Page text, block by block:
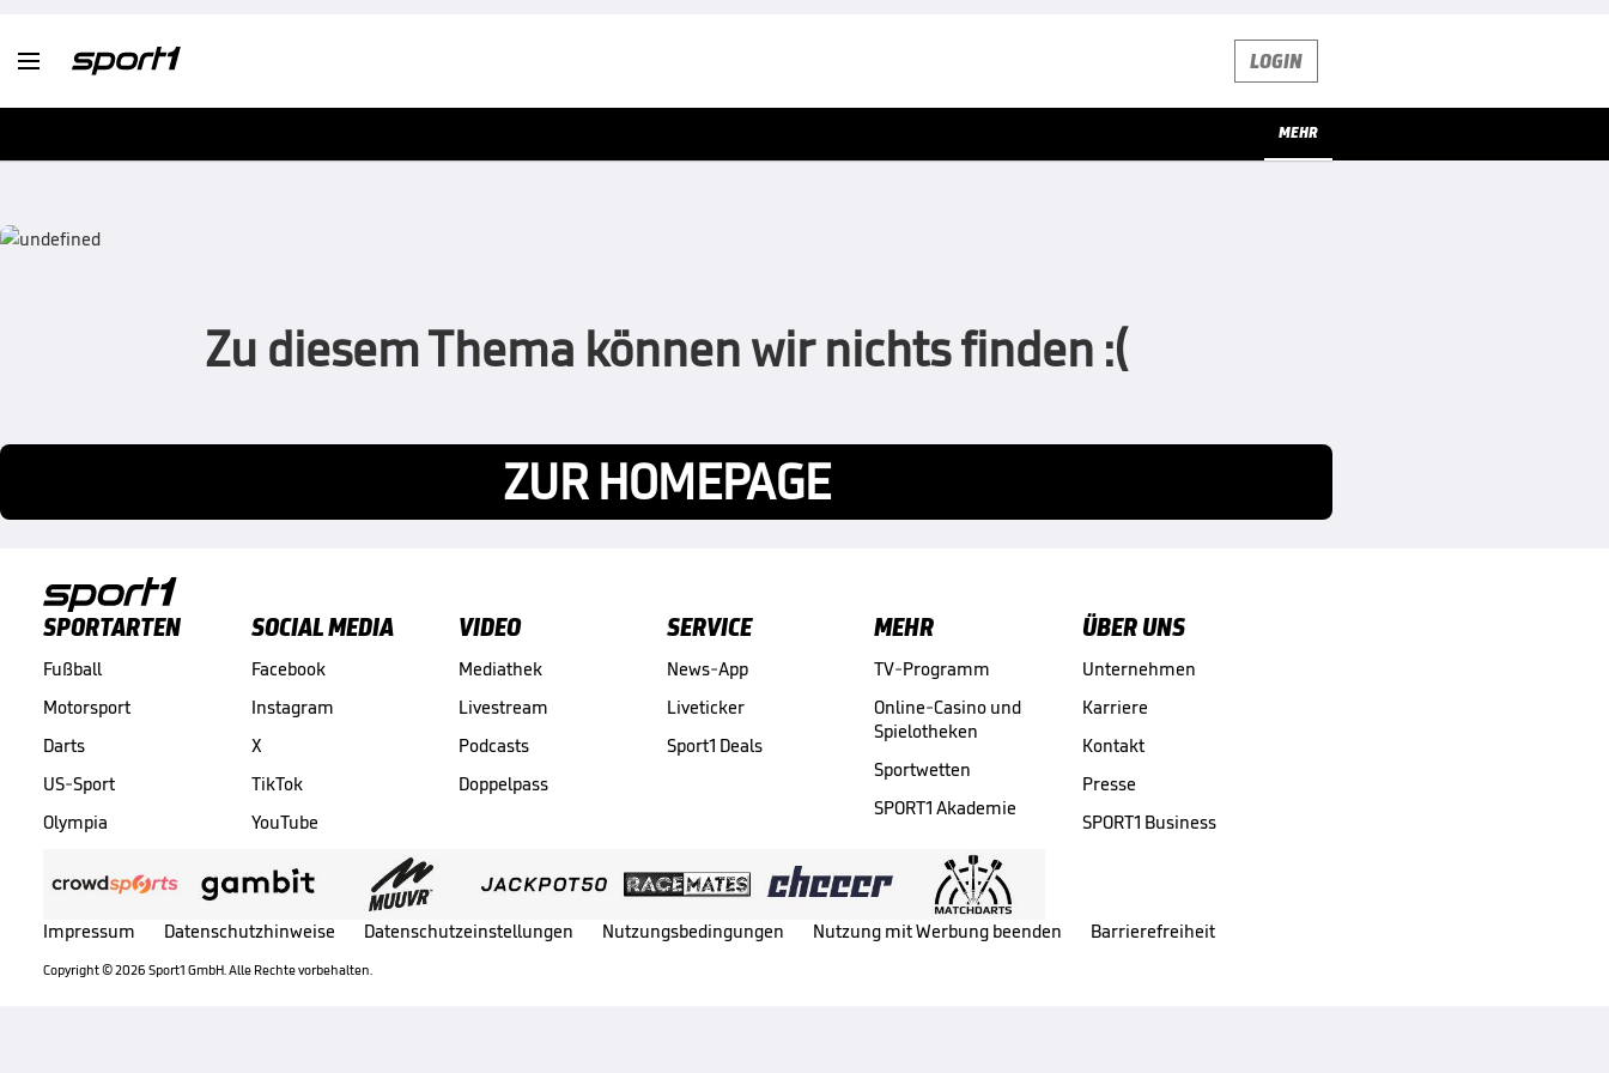
 LOGIN
MEHR
Zu diesem Thema können wir nichts finden :(
ZUR HOMEPAGE
SPORTARTEN
Fußball
Motorsport
Darts
US-Sport
Olympia
SOCIAL MEDIA
Facebook
Instagram
X
TikTok
YouTube
VIDEO
Mediathek
Livestream
Podcasts
Doppelpass
SERVICE
News-App
Liveticker
Sport1 Deals
MEHR
TV-Programm
Online-Casino und
Spielotheken
Sportwetten
SPORT1 Akademie
ÜBER UNS
Unternehmen
Karriere
Kontakt
Presse
SPORT1 Business
Impressum Datenschutzhinweise Datenschutzeinstellungen Nutzungsbedingungen Nutzung mit Werbung beenden Barrierefreiheit
Copyright ©2026 Sport1 GmbH. Alle Rechte vorbehalten.